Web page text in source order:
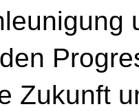
Zukunft